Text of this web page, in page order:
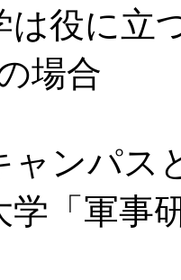
役に立
場合
ンパス
「軍事